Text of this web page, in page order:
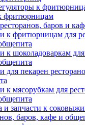
к
баров и
к фритюрницам для
к шоколадоваркам
для пекарен
к мясорубкам для
и запчасти к
баров, кафе и